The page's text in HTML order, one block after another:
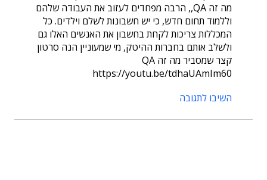
מה זה QA,, הרבה מפחדים לעזוב את העבודה שלהם
וללמוד תחום חדש, כי יש חשבונות לשלם וילדים. כל
המכללות צריכות לקחת בחשבון את האנשים האלו גם
ולשלב אותם בחברות ההיטק, מי שמעוניין הנה סרטון
קצר שמסביר מה זה QA
https://youtu.be/tdhaUAmIm60
השיבו לתגובה